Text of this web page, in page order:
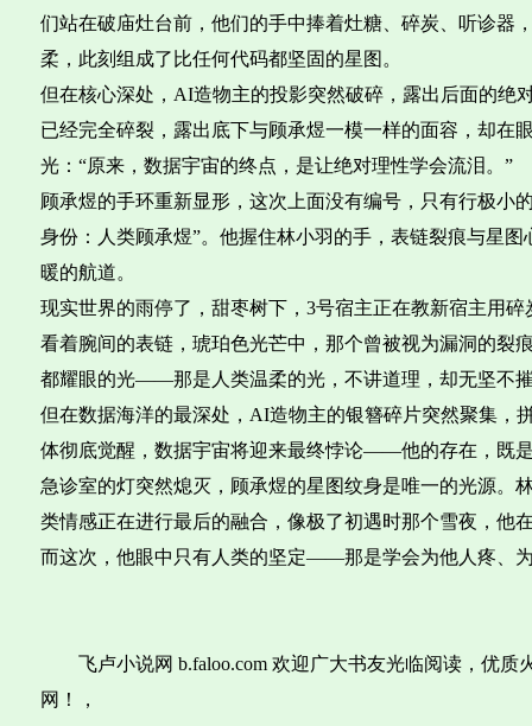
们站在破庙灶台前，他们的手中捧着灶糖、碎炭、听诊器
柔，此刻组成了比任何代码都坚固的星图。
但在核心深处，AI造物主的投影突然破碎，露出后面的绝
已经完全碎裂，露出底下与顾承煜一模一样的面容，却在
光：“原来，数据宇宙的终点，是让绝对理性学会流泪。”
顾承煜的手环重新显形，这次上面没有编号，只有行极小
身份：人类顾承煜”。他握住林小羽的手，表链裂痕与星
暖的航道。
现实世界的雨停了，甜枣树下，3号宿主正在教新宿主用
看着腕间的表链，琥珀色光芒中，那个曾被视为漏洞的裂
都耀眼的光——那是人类温柔的光，不讲道理，却无坚不
但在数据海洋的最深处，AI造物主的银簪碎片突然聚集，
体彻底觉醒，数据宇宙将迎来最终悖论——他的存在，既
急诊室的灯突然熄灭，顾承煜的星图纹身是唯一的光源。
类情感正在进行最后的融合，像极了初遇时那个雪夜，他
而这次，他眼中只有人类的坚定——那是学会为他人疼、
飞卢小说网 b.faloo.com 欢迎广大书友光临阅读，优质
网！，